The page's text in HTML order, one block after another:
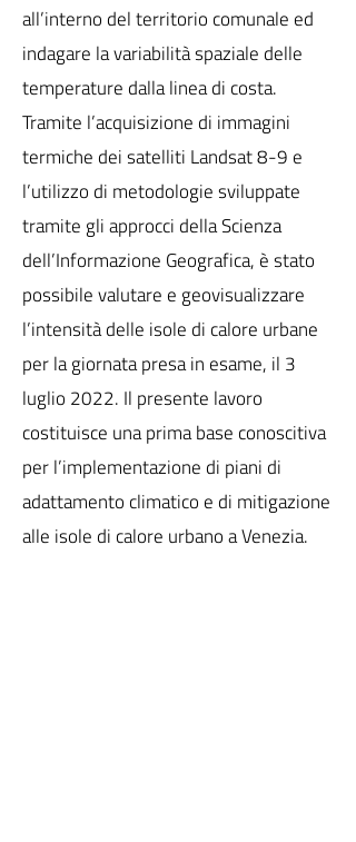
all’interno del territorio comunale ed
indagare la variabilità spaziale delle
temperature dalla linea di costa.
Tramite l’acquisizione di immagini
termiche dei satelliti Landsat 8-9 e
l’utilizzo di metodologie sviluppate
tramite gli approcci della Scienza
dell’Informazione Geografica, è stato
possibile valutare e geovisualizzare
l’intensità delle isole di calore urbane
per la giornata presa in esame, il 3
luglio 2022. Il presente lavoro
costituisce una prima base conoscitiva
per l’implementazione di piani di
adattamento climatico e di mitigazione
alle isole di calore urbano a Venezia.